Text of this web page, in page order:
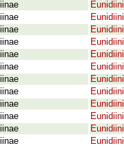
Eunidiini
Eunidiini
Eunidiini
Eunidiini
Eunidiini
Eunidiini
Eunidiini
Eunidiini
Eunidiini
Eunidiini
Eunidiini
Eunidiini